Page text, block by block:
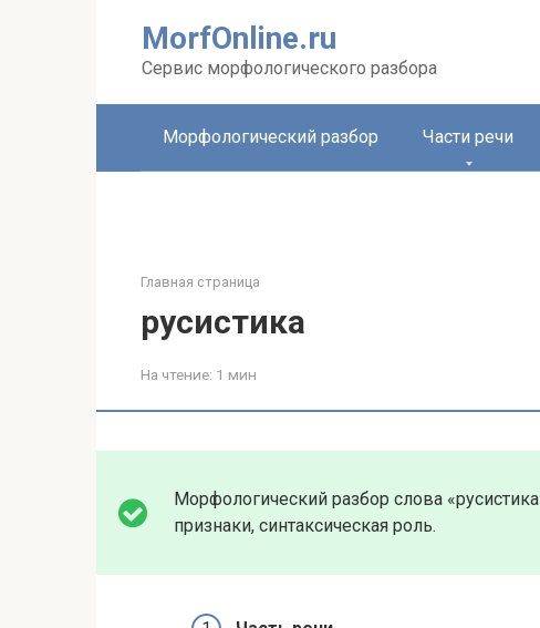
MorfOnline.ru
Сервис морфологического разбора
Морфологический разбор Части речи
Главная страница
русистика
На чтение: 1 мин
Морфологический разбор слова
признаки, синтаксическая роль.